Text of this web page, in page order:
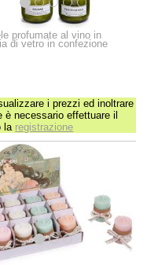
profumate al vino in
di vetro in confezione
i prezzi ed inoltrare
è necessario effettuare il
la registrazione